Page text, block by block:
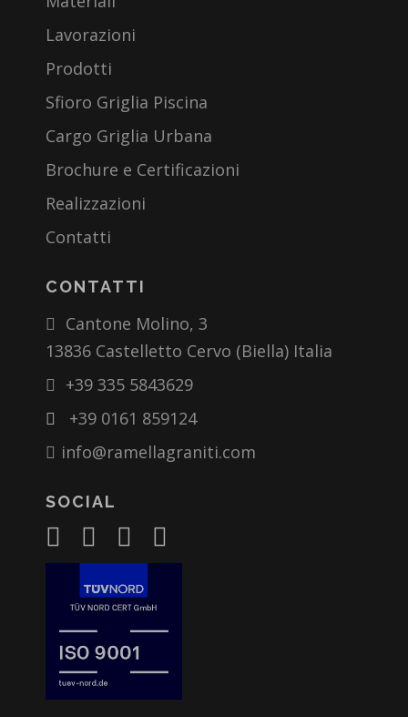
Lavorazioni
Prodotti
Sfioro Griglia Piscina
Cargo Griglia Urbana
Brochure e Certificazioni
Realizzazioni
Contatti
CONTATTI
Cantone Molino, 3
13836 Castelletto Cervo (Biella) Italia
+39 335 5843629
+39 0161 859124
info@ramellagraniti.com
SOCIAL